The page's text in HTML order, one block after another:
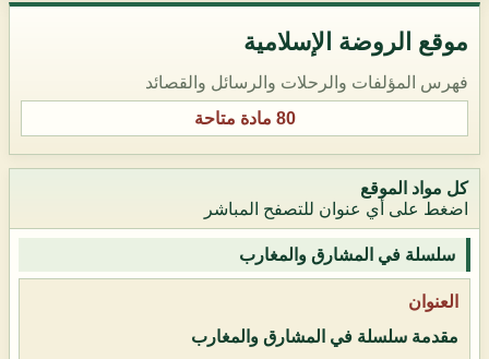
موقع الروضة الإسلامية
فهرس المؤلفات والرحلات والرسائل والقصائد
80 مادة متاحة
كل مواد الموقع
اضغط على أي عنوان للتصفح المباشر
سلسلة في المشارق والمغارب
مقدمة سلسلة في المشارق والمغارب